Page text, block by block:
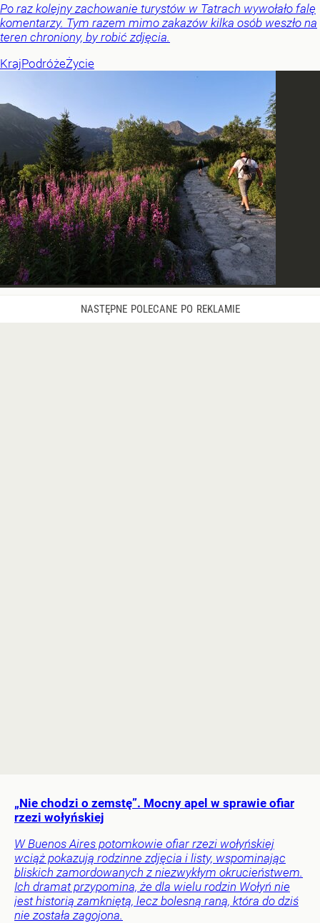
Po raz kolejny zachowanie turystów w Tatrach wywołało falę
komentarzy. Tym razem mimo zakazów kilka osób weszło na
teren chroniony, by robić zdjęcia.
KrajPodróżeŻycie
„Nie chodzi o zemstę”. Mocny apel w sprawie ofiar
rzezi wołyńskiej
W Buenos Aires potomkowie ofiar rzezi wołyńskiej
wciąż pokazują rodzinne zdjęcia i listy, wspominając
bliskich zamordowanych z niezwykłym okrucieństwem.
Ich dramat przypomina, że dla wielu rodzin Wołyń nie
jest historią zamkniętą, lecz bolesną raną, która do dziś
nie została zagojona.